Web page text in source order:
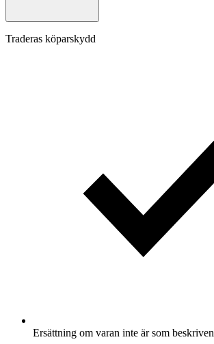
Traderas köparskydd
Ersättning om varan inte är som beskriven